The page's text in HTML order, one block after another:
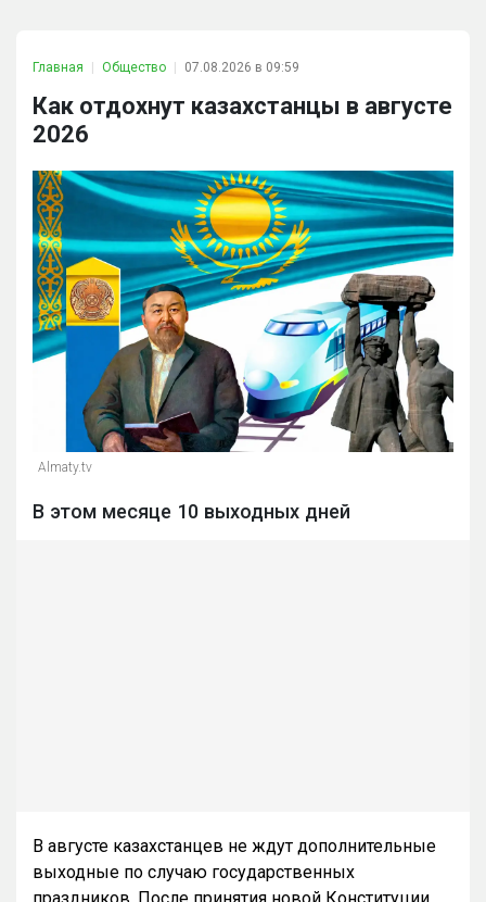
Главная Общество 07.08.2026 в 09:59
Как отдохнут казахстанцы в августе
2026
Almaty.tv
В этом месяце 10 выходных дней
В августе казахстанцев не ждут дополнительные
выходные по случаю государственных